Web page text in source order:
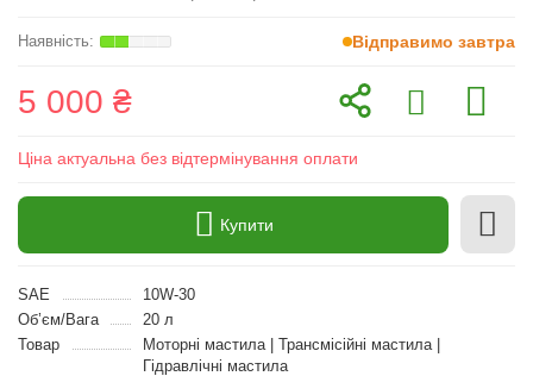
Відправимо завтра
5 000 ₴
Ціна актуальна без відтермінування оплати
Купити
SAE
10W-30
Об’єм/Вага
20 л
Товар
Моторні мастила | Трансмісійні мастила |
Гідравлічні мастила